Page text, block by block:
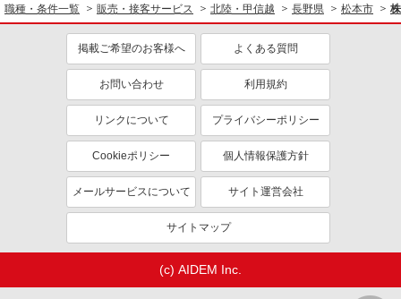
職種・条件一覧 販売・接客サービス 北陸・甲信越 長野県 松本市
掲載ご希望のお客様へ よくある質問
お問い合わせ 利用規約
リンクについて プライバシーポリシー
Cookieポリシー 個人情報保護方針
メールサービスについて サイト運営会社
サイトマップ
(c) AIDEM Inc.